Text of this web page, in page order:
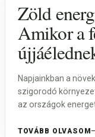
Állás TRANSGEO
Egyéb pályázatok
DOKUMENTUMTÁR
KAPCSOLAT
Zöld
Amikor a
Napjainkban a
szigorodó
az országok
TOVÁBB OLVASOM